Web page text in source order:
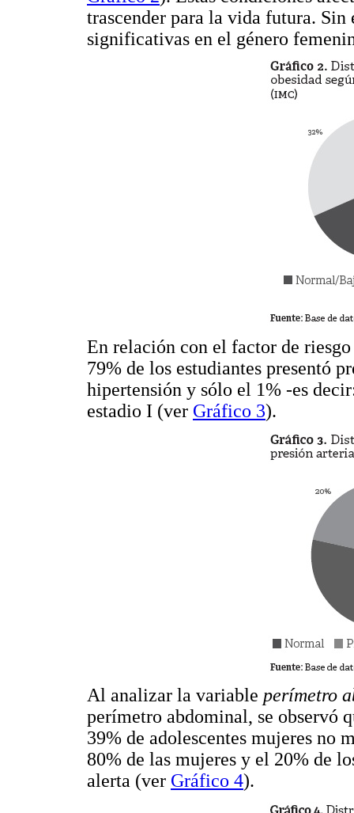
trascender para la vida futura.
significativas en el género
En relación con el factor de
79% de los estudiantes presentó
hipertensión y sólo el 1% -es
estadio I (ver Gráfico 3).
Al analizar la variable perímetro
perímetro abdominal, se observó
39% de adolescentes mujeres no
80% de las mujeres y el 20% de
alerta (ver Gráfico 4).